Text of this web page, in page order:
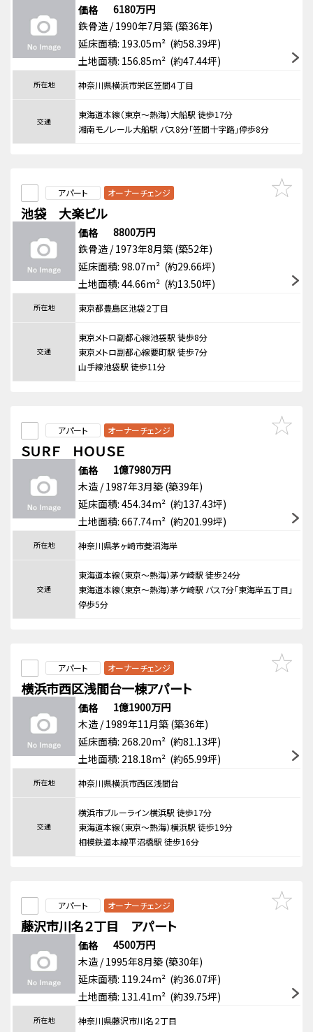
価格
6180万円
鉄骨造 / 1990年7月築 (築36年)
延床面積: 193.05m² (約58.39坪)
土地面積: 156.85m² (約47.44坪)
所在地 神奈川県横浜市栄区笠間４丁目
交通
東海道本線（東京～熱海）大船駅 徒歩17分
湘南モノレール大船駅 バス8分「笠間十字路」停歩8分
アパート オーナーチェンジ
池袋 大楽ビル
価格
8800万円
鉄骨造 / 1973年8月築 (築52年)
延床面積: 98.07m² (約29.66坪)
土地面積: 44.66m² (約13.50坪)
所在地 東京都豊島区池袋２丁目
交通
東京メトロ副都心線池袋駅 徒歩8分
東京メトロ副都心線要町駅 徒歩7分
山手線池袋駅 徒歩11分
アパート オーナーチェンジ
ＳＵＲＦ ＨＯＵＳＥ
価格
1億7980万円
木造 / 1987年3月築 (築39年)
延床面積: 454.34m² (約137.43坪)
土地面積: 667.74m² (約201.99坪)
所在地 神奈川県茅ヶ崎市菱沼海岸
交通
東海道本線（東京～熱海）茅ケ崎駅 徒歩24分
東海道本線（東京～熱海）茅ケ崎駅 バス7分「東海岸五丁目」
停歩5分
アパート オーナーチェンジ
横浜市西区浅間台一棟アパート
価格
1億1900万円
木造 / 1989年11月築 (築36年)
延床面積: 268.20m² (約81.13坪)
土地面積: 218.18m² (約65.99坪)
所在地 神奈川県横浜市西区浅間台
交通
横浜市ブルーライン横浜駅 徒歩17分
東海道本線（東京～熱海）横浜駅 徒歩19分
相模鉄道本線平沼橋駅 徒歩16分
アパート オーナーチェンジ
藤沢市川名２丁目 アパート
価格
4500万円
木造 / 1995年8月築 (築30年)
延床面積: 119.24m² (約36.07坪)
土地面積: 131.41m² (約39.75坪)
所在地 神奈川県藤沢市川名２丁目